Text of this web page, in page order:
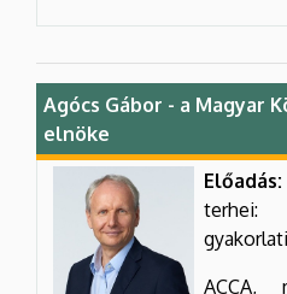
Agócs Gábor - a Magyar
elnöke
Előadás:
terhei:
ACCA,